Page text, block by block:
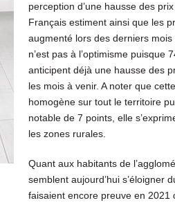
perception d’une hausse des
Français estiment ainsi que les
augmenté lors des derniers mois
n’est pas à l’optimisme puisque
anticipent déjà une hausse des
les mois à venir. A noter que
homogène sur tout le territoire
notable de 7 points, elle
les zones rurales.
Quant aux habitants de
semblent aujourd’hui s’éloigner
faisaient encore preuve en 2021